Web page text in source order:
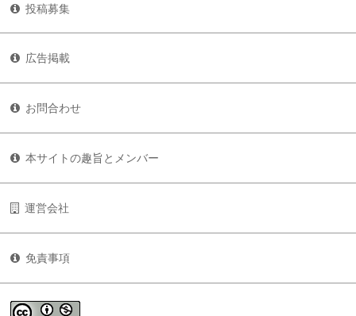
投稿募集
広告掲載
お問合わせ
本サイトの趣旨とメンバー
運営会社
免責事項